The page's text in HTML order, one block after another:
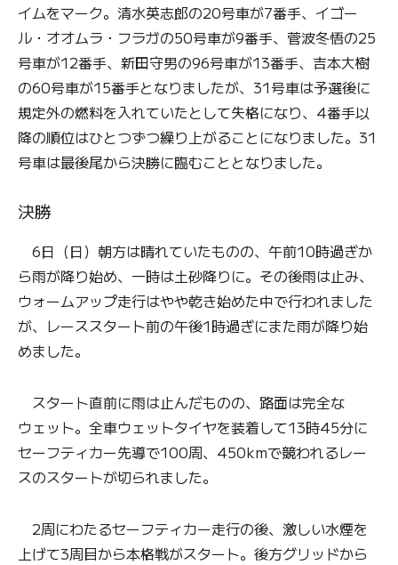
イムをマーク。清水英志郎の20号車が7番手、イゴー
ル・オオムラ・フラガの50号車が9番手、菅波冬悟の25
号車が12番手、新田守男の96号車が13番手、吉本大樹
の60号車が15番手となりましたが、31号車は予選後に
規定外の燃料を入れていたとして失格になり、4番手以
降の順位はひとつずつ繰り上がることになりました。31
号車は最後尾から決勝に臨むこととなりました。
決勝
6日（日）朝方は晴れていたものの、午前10時過ぎか
ら雨が降り始め、一時は土砂降りに。その後雨は止み、
ウォームアップ走行はやや乾き始めた中で行われました
が、レーススタート前の午後1時過ぎにまた雨が降り始
めました。
スタート直前に雨は止んだものの、路面は完全な
ウェット。全車ウェットタイヤを装着して13時45分に
セーフティカー先導で100周、450kmで競われるレー
スのスタートが切られました。
2周にわたるセーフティカー走行の後、激しい水煙を
上げて3周目から本格戦がスタート。後方グリッドから